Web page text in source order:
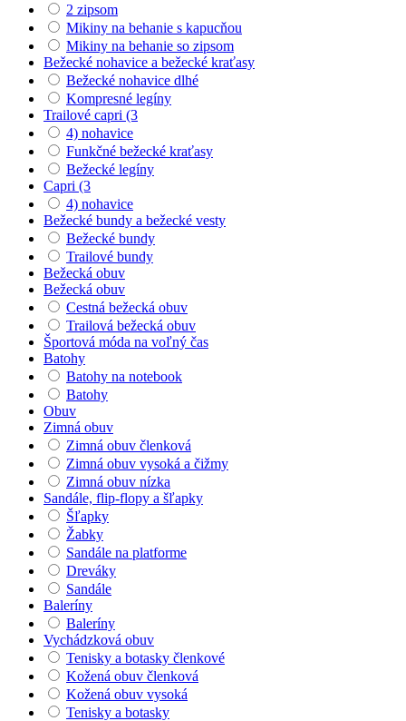
2 zipsom
Mikiny na behanie s kapucňou
Mikiny na behanie so zipsom
Bežecké nohavice a bežecké kraťasy
Bežecké nohavice dlhé
Kompresné legíny
Trailové capri (3
4) nohavice
Funkčné bežecké kraťasy
Bežecké legíny
Capri (3
4) nohavice
Bežecké bundy a bežecké vesty
Bežecké bundy
Trailové bundy
Bežecká obuv
Bežecká obuv
Cestná bežecká obuv
Trailová bežecká obuv
Športová móda na voľný čas
Batohy
Batohy na notebook
Batohy
Obuv
Zimná obuv
Zimná obuv členková
Zimná obuv vysoká a čižmy
Zimná obuv nízka
Sandále, flip-flopy a šľapky
Šľapky
Žabky
Sandále na platforme
Dreváky
Sandále
Baleríny
Baleríny
Vychádzková obuv
Tenisky a botasky členkové
Kožená obuv členková
Kožená obuv vysoká
Tenisky a botasky